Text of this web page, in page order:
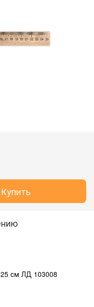
Купить
см ЛД 103008